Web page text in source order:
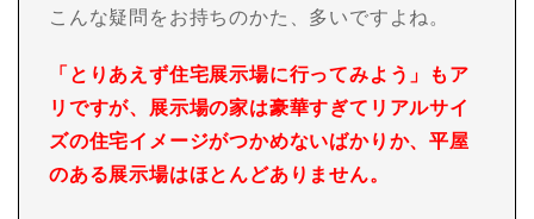
こんな疑問をお持ちのかた、多いですよね。
「とりあえず住宅展示場に行ってみよう」もア
リですが、展示場の家は豪華すぎてリアルサイ
ズの住宅イメージがつかめないばかりか、平屋
のある展示場はほとんどありません。